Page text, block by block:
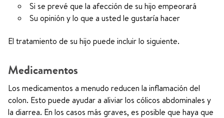
Si se prevé que la afección de su hijo empeorará
Su opinión y lo que a usted le gustaría hacer
El tratamiento de su hijo puede incluir lo siguiente.
Medicamentos
Los medicamentos a menudo reducen la inflamación del
colon. Esto puede ayudar a aliviar los cólicos abdominales y
la diarrea. En los casos más graves, es posible que haya que